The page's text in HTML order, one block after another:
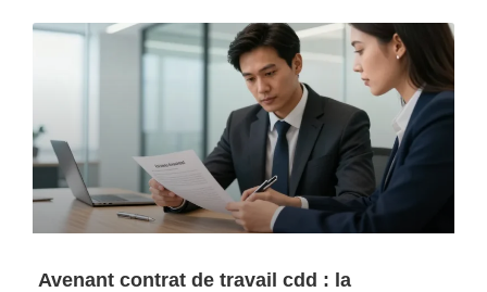
Avenant contrat de travail cdd : la